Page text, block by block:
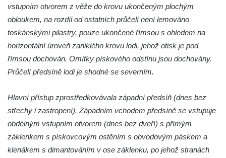
svatých Šimona a Judy v Lipové u Šluknova
Kostel Navštívení Panny Marie v
Lobendavě
Márnice na bývalém hřbitově u kostela
Kaple svaté Anny na Anenském vrchu u
Lobendavy
Kostel svaté Máří Magdalény v Krásné Lípě
vstupním otvorem z věže do krovu ukončeným plochým
obloukem, na rozdíl od ostatních průčelí není lemováno
toskánskými pilastry, pouze ukončené římsou s ohledem na
horizontální úroveň zaniklého krovu lodi, jehož otisk je pod
římsou dochován. Omítky pískového odstínu jsou dochovány.
Průčelí předsíně lodi je shodné se severním.
Hlavní přístup zprostředkovávala západní předsíň (dnes bez
střechy i zastropení). Západním vchodem předsíně se vstupuje
obdélným vstupním otvorem (dnes bez dveří) s přímým
záklenkem s pískovcovým ostěním s obvodovým páskem a
klenákem s dimantováním v ose záklenku, po jehož stranách